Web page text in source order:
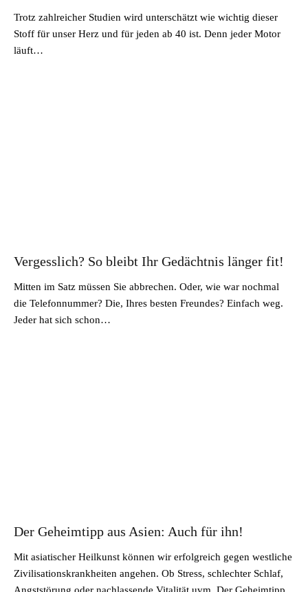
Trotz zahlreicher Studien wird unterschätzt wie wichtig dieser
Stoff für unser Herz und für jeden ab 40 ist. Denn jeder Motor
läuft…
Vergesslich? So bleibt Ihr Gedächtnis länger fit!
Mitten im Satz müssen Sie abbrechen. Oder, wie war nochmal
die Telefonnummer? Die, Ihres besten Freundes? Einfach weg.
Jeder hat sich schon…
Der Geheimtipp aus Asien: Auch für ihn!
Mit asiatischer Heilkunst können wir erfolgreich gegen westliche
Zivilisationskrankheiten angehen. Ob Stress, schlechter Schlaf,
Angststörung oder nachlassende Vitalität uvm. Der Geheimtipp